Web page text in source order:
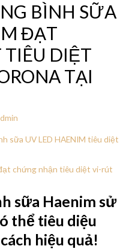
BÌNH SỮA
ĐẠT
DIỆT
TẠI
chứng nhận tiêu diệt vi-rút
sữa Haenim sử
thể tiêu diệu
hiệu quả!